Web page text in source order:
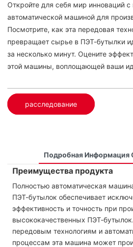
Откройте для себя мир инноваций
автоматической машиной для
Посмотрите, как эта передовая
превращает сырье в ПЭТ-бутылки
за несколько минут. Оцените
этой машины, воплощающей ваши
расследование
Подробная Информация
Преимущества продукта
Полностью автоматическая
ПЭТ-бутылок обеспечивает
эффективность и точность при
высококачественных ПЭТ-
передовым технологиям и
процессам эта машина может